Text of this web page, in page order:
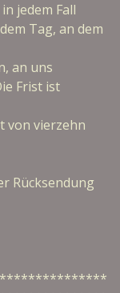
jedem Fall
Tag, an dem
an uns
Frist ist
von vierzehn
Rücksendung